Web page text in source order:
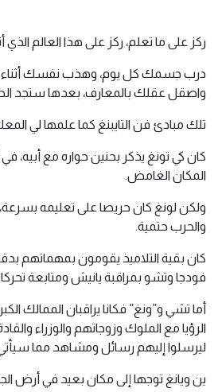
ركز على ما تعلم، ركز على هذا العالم الذي
درب جسمك كل يوم، وهذب نفسك أثناء
واصقل عقلك بالمعارف، بعدها ستجد
تلك مبادئ فن التايبنغ كما علمها لي
كان كي تونغ يذكر بحنين حواره مع أبيه،
المكان الغامض.
ولكن لونغ كان حريصا على تعليمه
والحرب حتمية.
كان بقية التلاميذ يقومون بمهماتهم
فودجا وتشو بمراقبة يانيش ومتابعة
أما تشي و”ونغ” فكانا يراقبان الممالك
الرؤيا مع الملوك وزوجاتهم والوزراء
ليرسلوا إليهم رسائل ومشاهد مما
ين ويانغ توجها إلى مكان بعيد في أرض